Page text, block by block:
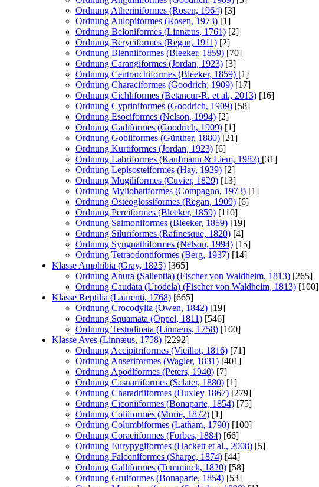
Ordnung Atheriniformes (Rosen, 1964) [3]
Ordnung Aulopiformes (Rosen, 1973) [1]
Ordnung Beloniformes (Linnæus, 1761) [2]
Ordnung Beryciformes (Regan, 1911) [2]
Ordnung Blenniiformes (Bleeker, 1859) [70]
Ordnung Carangiformes (Jordan, 1923) [3]
Ordnung Centrarchiformes (Bleeker, 1859) [1]
Ordnung Characiformes (Goodrich, 1909) [17]
Ordnung Cichliformes (Betancur-R. et al., 2013) [16]
Ordnung Cypriniformes (Goodrich, 1909) [58]
Ordnung Esociformes (Nelson, 1994) [2]
Ordnung Gadiformes (Goodrich, 1909) [1]
Ordnung Gobiiformes (Günther, 1880) [21]
Ordnung Kurtiformes (Jordan, 1923) [6]
Ordnung Labriformes (Kaufmann & Liem, 1982) [31]
Ordnung Lepisosteiformes (Hay, 1929) [2]
Ordnung Mugiliformes (Cuvier, 1829) [13]
Ordnung Myliobatiformes (Compagno, 1973) [1]
Ordnung Osteoglossiformes (Regan, 1909) [6]
Ordnung Perciformes (Bleeker, 1859) [110]
Ordnung Salmoniformes (Bleeker, 1859) [19]
Ordnung Siluriformes (Rafinesque, 1820) [4]
Ordnung Syngnathiformes (Nelson, 1994) [15]
Ordnung Tetraodontiformes (Berg, 1937) [14]
Klasse Amphibia (Gray, 1825) [365]
Ordnung Anura (Salientia) (Fischer von Waldheim, 1813) [265]
Ordnung Caudata (Urodela) (Fischer von Waldheim, 1813) [100]
Klasse Reptilia (Laurenti, 1768) [665]
Ordnung Crocodylia (Owen, 1842) [19]
Ordnung Squamata (Oppel, 1811) [546]
Ordnung Testudinata (Linnæus, 1758) [100]
Klasse Aves (Linnæus, 1758) [2292]
Ordnung Accipitriformes (Vieillot, 1816) [71]
Ordnung Anseriformes (Wagler, 1831) [401]
Ordnung Apodiformes (Peters, 1940) [7]
Ordnung Casuariiformes (Sclater, 1880) [1]
Ordnung Charadriiformes (Huxley 1867) [279]
Ordnung Ciconiiformes (Bonaparte, 1854) [75]
Ordnung Coliiformes (Murie, 1872) [1]
Ordnung Columbiformes (Latham, 1790) [100]
Ordnung Coraciiformes (Forbes, 1884) [66]
Ordnung Eurypygiformes (Hackett et al., 2008) [5]
Ordnung Falconiformes (Sharpe, 1874) [44]
Ordnung Galliformes (Temminck, 1820) [58]
Ordnung Gruiformes (Bonaparte, 1854) [53]